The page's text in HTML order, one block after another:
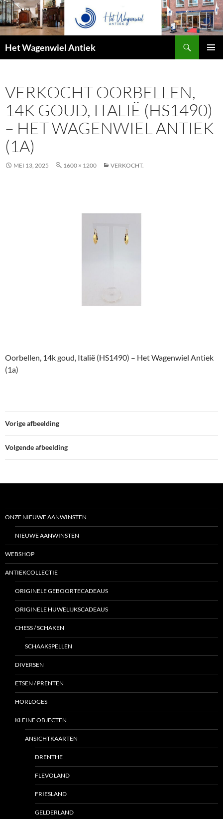
Het Wagenwiel Antiek
VERKOCHT OORBELLEN,
14K GOUD, ITALIË (HS1490)
– HET WAGENWIEL ANTIEK
(1A)
MEI 13, 2025 1600 × 1200 VERKOCHT.
Oorbellen, 14k goud, Italië (HS1490) – Het Wagenwiel Antiek
(1a)
Vorige afbeelding
Volgende afbeelding
ONZE NIEUWE AANWINSTEN
NIEUWE AANWINSTEN
WEBSHOP
ANTIEKCOLLECTIE
ORIGINELE GEBOORTECADEAUS
ORIGINELE HUWELIJKSCADEAUS
CHESS / SCHAKEN
SCHAAKSPELLEN
DIVERSEN
ETSEN / PRENTEN
HORLOGES
KLEINE OBJECTEN
ANSICHTKAARTEN
DRENTHE
FLEVOLAND
FRIESLAND
GELDERLAND